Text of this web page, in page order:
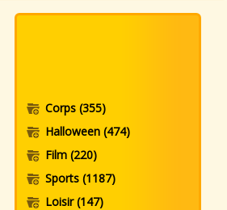
Corps (355)
Halloween (474)
Film (220)
Sports (1187)
Loisir(147)